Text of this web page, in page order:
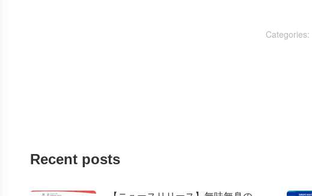
Categories:
Recent posts